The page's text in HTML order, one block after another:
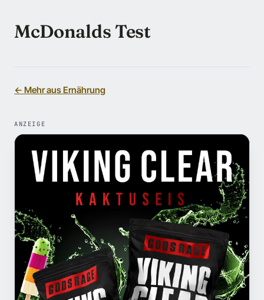
McDonalds Test
← Mehr aus Ernährung
ANZEIGE